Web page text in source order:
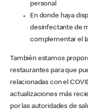
personal
En donde haya
desinfectante de
complementar el
También estamos
restaurantes para que
relacionadas con el
actualizaciones más
por las autoridades de